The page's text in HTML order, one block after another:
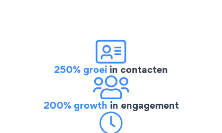
250% groei in contacten
200% growth in engagement